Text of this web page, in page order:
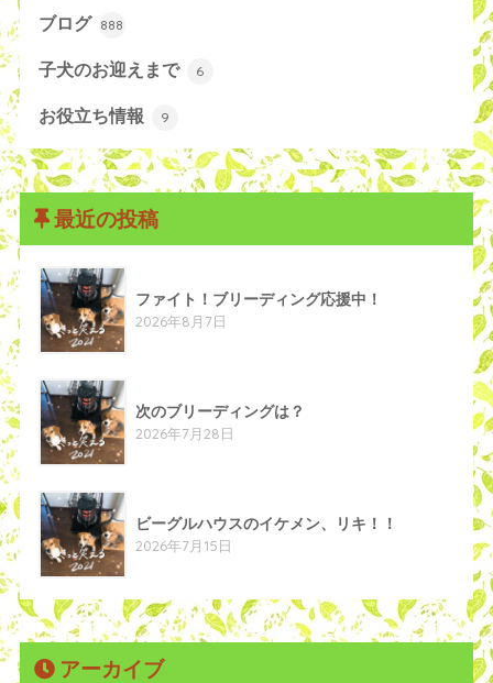
ブログ 888
子犬のお迎えまで 6
お役立ち情報 9
最近の投稿
ファイト！ブリーディング応援中！
2026年8月7日
次のブリーディングは？
2026年7月28日
ビーグルハウスのイケメン、リキ！！
2026年7月15日
アーカイブ